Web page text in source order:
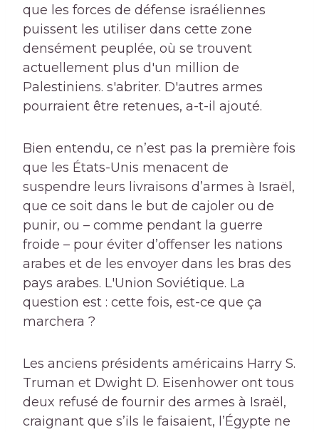
que les forces de défense israéliennes
puissent les utiliser dans cette zone
densément peuplée, où se trouvent
actuellement plus d'un million de
Palestiniens. s'abriter. D'autres armes
pourraient être retenues, a-t-il ajouté.
Bien entendu, ce n’est pas la première fois
que les États-Unis menacent de
suspendre leurs livraisons d’armes à Israël,
que ce soit dans le but de cajoler ou de
punir, ou – comme pendant la guerre
froide – pour éviter d’offenser les nations
arabes et de les envoyer dans les bras des
pays arabes. L'Union Soviétique. La
question est : cette fois, est-ce que ça
marchera ?
Les anciens présidents américains Harry S.
Truman et Dwight D. Eisenhower ont tous
deux refusé de fournir des armes à Israël,
craignant que s’ils le faisaient, l’Égypte ne